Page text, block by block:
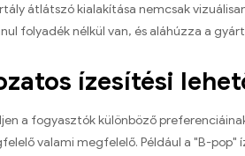
átlátszó kialakítása nemcsak
folyadék nélkül van, és aláhúzza a
ízesítési
a fogyasztók különböző
valami megfelelő. Például a "B-